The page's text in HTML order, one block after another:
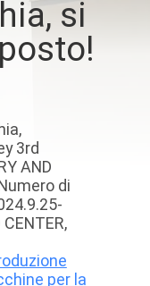
si
3rd
AND
di
per la